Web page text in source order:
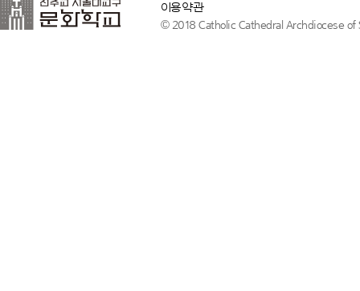
이용약관
© 2018 Catholic Cathedral Archdiocese of